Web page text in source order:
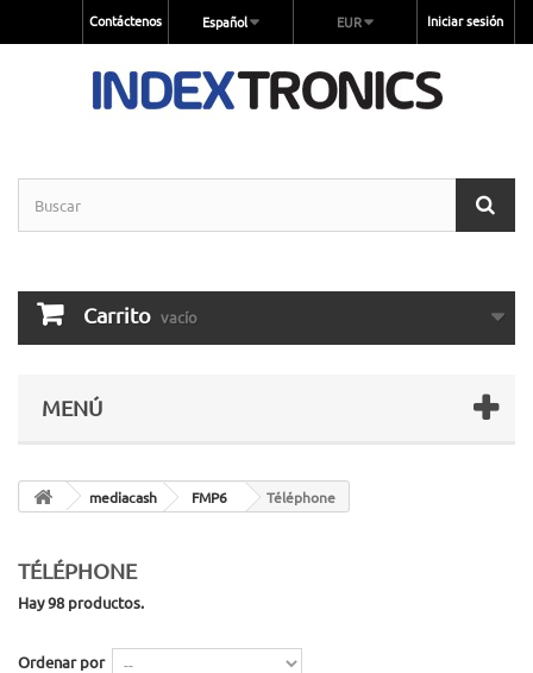
Iniciar sesión
EUR
Español
Contáctenos
Carrito vacío
MENÚ
mediacash FMP6 Téléphone
TÉLÉPHONE
Hay 98 productos.
Ordenar por